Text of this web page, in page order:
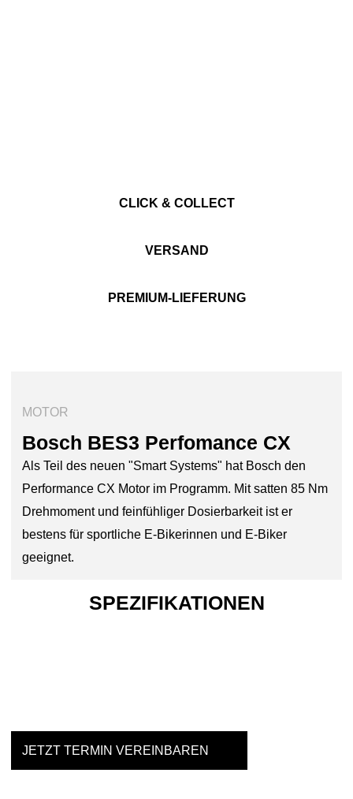
CLICK & COLLECT
VERSAND
PREMIUM-LIEFERUNG
MOTOR
Bosch BES3 Perfomance CX
Als Teil des neuen "Smart Systems" hat Bosch den
Performance CX Motor im Programm. Mit satten 85 Nm
Drehmoment und feinfühliger Dosierbarkeit ist er
bestens für sportliche E-Bikerinnen und E-Biker
geeignet.
SPEZIFIKATIONEN
JETZT TERMIN VEREINBAREN